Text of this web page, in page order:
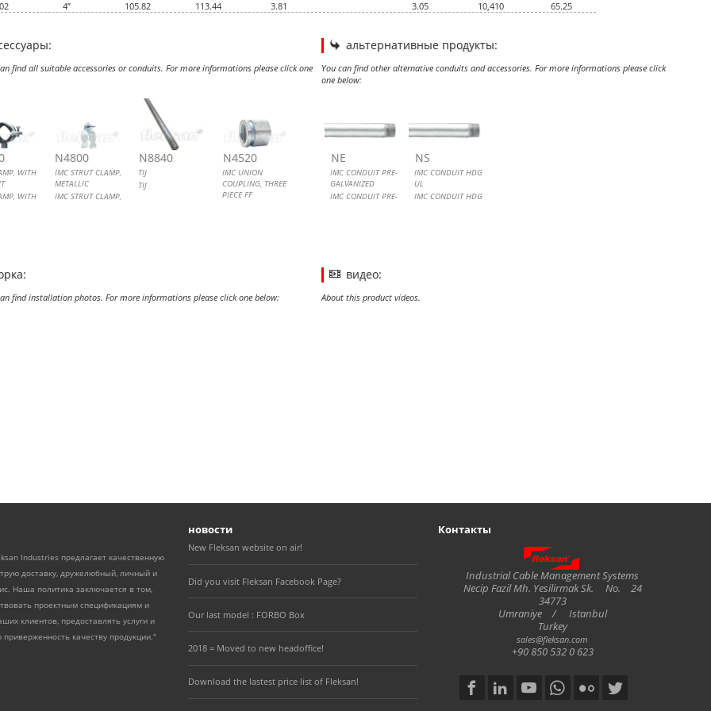
4” 105.82 113.44 3.81 3.05 10,410 65.25
find all suitable accessories or conduits. For more informations please click one
WITH
WITH
N4800
IMC STRUT CLAMP,
METALLIC
IMC STRUT CLAMP,
N8840
TIJ
TIJ
COUPLING, THREE PIECE FF
N4520
IMC UNION
COUPLING, THREE
PIECE FF
альтернативные продукты:
You can find other alternative conduits and accessories. For more informations please click
one below:
NE
IMC CONDUIT PRE-
GALVANIZED
IMC CONDUIT PRE-
NS
IMC CONDUIT HDG
UL
IMC CONDUIT HDG
find installation photos. For more informations please click one below:
видео:
About this product videos.
Industries предлагает качественную
доставку, дружелюбный, личный и
Наша политика заключается в том,
проектным спецификациям и
клиентов, предоставлять услуги и
качеству продукции."
новости
New Fleksan website on air!
Did you visit Fleksan Facebook Page?
Our last model : FORBO Box
2018 = Moved to new headoffice!
Download the lastest price list of Fleksan!
Контакты
Industrial Cable Management Systems
Necip Fazil Mh. Yesilirmak Sk.
No.
24
34773
Umraniye
/
Istanbul
Turkey
sales@fleksan.com
+90 850 532 0 623
Social